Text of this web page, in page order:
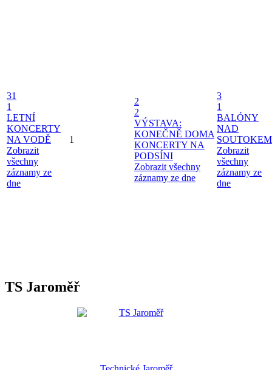
31
1
LETNÍ
KONCERTY
NA VODĚ
Zobrazit
všechny
záznamy ze
dne
1
2
2
VÝSTAVA:
KONEČNĚ DOMA
KONCERTY NA
PODSÍNI
Zobrazit všechny
záznamy ze dne
3
1
BALÓNY
NAD
SOUTOKEM
Zobrazit
všechny
záznamy ze
dne
TS Jaroměř